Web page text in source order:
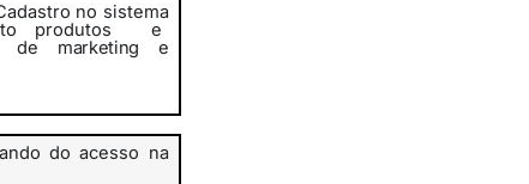
no sistema
produtos
e
de marketing e
do acesso na